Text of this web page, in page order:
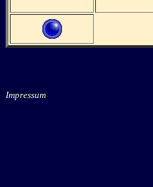
Impressum